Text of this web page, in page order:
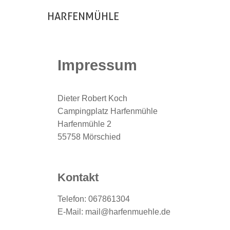
HARFENMÜHLE
Impressum
Dieter Robert Koch
Campingplatz Harfenmühle
Harfenmühle 2
55758 Mörschied
Kontakt
Telefon: 067861304
E-Mail: mail@harfenmuehle.de